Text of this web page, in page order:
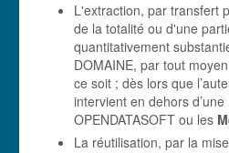
L'extraction, par transfert
de la totalité ou d'une
quantitativement
DOMAINE, par tout
ce soit ; dès lors que
intervient en dehors
OPENDATASOFT ou les
La réutilisation, par la